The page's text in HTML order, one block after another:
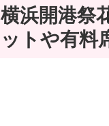
横浜開港祭
ットや有料